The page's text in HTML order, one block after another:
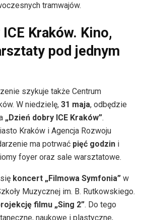
tramwajów.
Kraków. Kino,
pod jednym
szykuje także Centrum
W niedzielę, 31 maja, odbędzie
„Dzień dobry ICE Kraków”.
Kraków i Agencja Rozwoju
ma potrwać pięć godzin i
foyer oraz sale warsztatowe.
koncert „Filmowa Symfonia” w
Muzycznej im. B. Rutkowskiego.
filmu „Sing 2”. Do tego
naukowe i plastyczne,